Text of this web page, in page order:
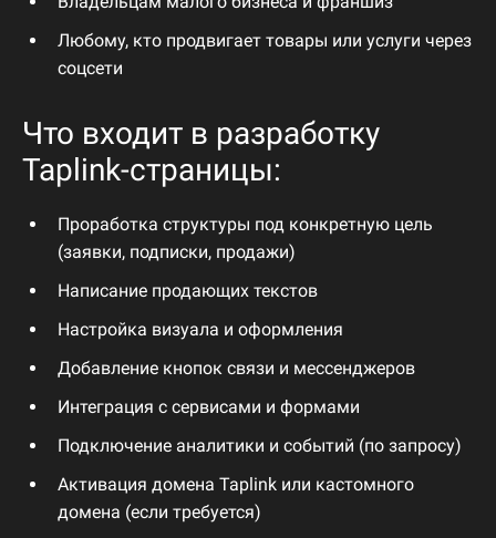
Любому, кто продвигает товары или услуги через
соцсети
Что входит в разработку
Taplink-страницы:
Проработка структуры под конкретную цель
(заявки, подписки, продажи)
Написание продающих текстов
Настройка визуала и оформления
Добавление кнопок связи и мессенджеров
Интеграция с сервисами и формами
Подключение аналитики и событий (по запросу)
Активация домена Taplink или кастомного
домена (если требуется)